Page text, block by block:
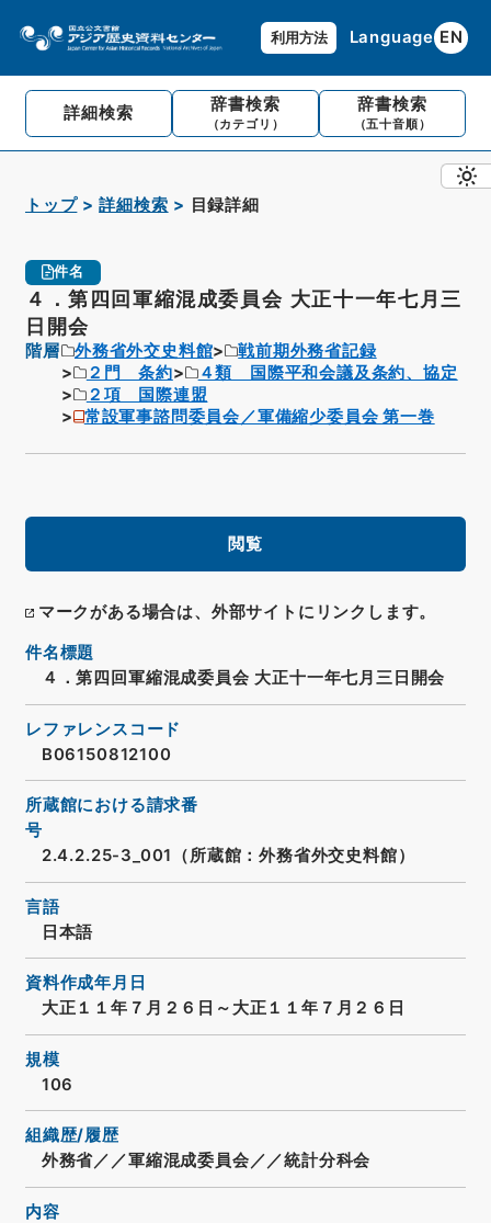
利用方法 Language EN
詳細検索 辞書検索
（カテゴリ）
辞書検索
（五十音順）
トップ 詳細検索 目録詳細
件名
４．第四回軍縮混成委員会 大正十一年七月三
日開会
階層 外務省外交史料館
戦前期外務省記録
２門 条約
４類 国際平和会議及条約、協定
２項 国際連盟
常設軍事諮問委員会／軍備縮少委員会 第一巻
閲覧
マークがある場合は、外部サイトにリンクします。
件名標題
４．第四回軍縮混成委員会 大正十一年七月三日開会
レファレンスコード
B06150812100
所蔵館における請求番
号
2.4.2.25-3_001（所蔵館：外務省外交史料館）
言語
日本語
資料作成年月日
大正１１年７月２６日～大正１１年７月２６日
規模
106
組織歴/履歴
外務省／／軍縮混成委員会／／統計分科会
内容